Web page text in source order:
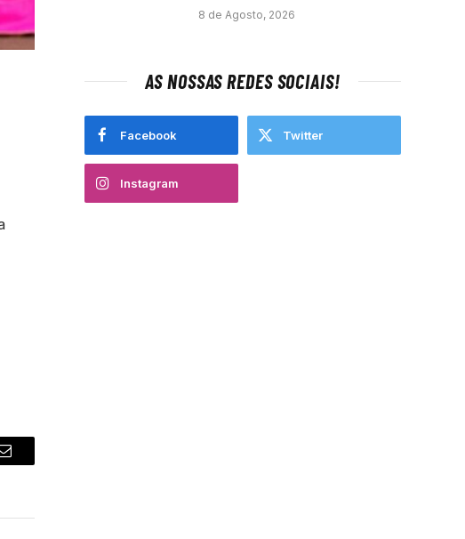
Email
8 de Agosto, 2026
AS NOSSAS REDES SOCIAIS!
Facebook Twitter
Instagram